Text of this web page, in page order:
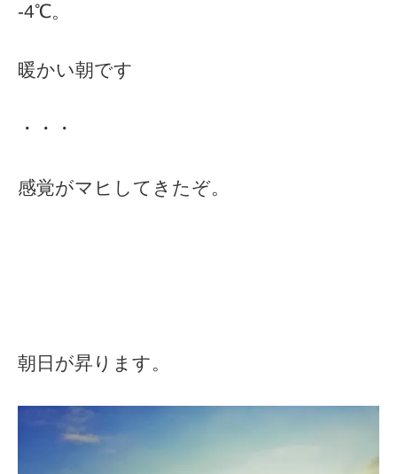
‐4℃。
暖かい朝です
・・・
感覚がマヒしてきたぞ。
朝日が昇ります。